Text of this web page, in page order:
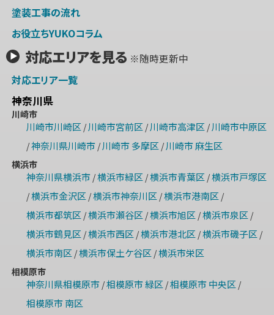
塗装工事の流れ
お役立ちYUKOコラム
対応エリアを見る ※随時更新中
対応エリア一覧
神奈川県
川崎市
川崎市川崎区/ 川崎市宮前区/ 川崎市高津区/ 川崎市中原区
/神奈川県川崎市/ 川崎市 多摩区/ 川崎市 麻生区
横浜市
神奈川県横浜市/横浜市緑区/横浜市青葉区/横浜市戸塚区
/横浜市金沢区/横浜市神奈川区/横浜市港南区/
横浜市都筑区/横浜市瀬谷区/横浜市旭区/横浜市泉区/
横浜市鶴見区/横浜市西区/横浜市港北区/横浜市磯子区/
横浜市南区/横浜市保土ケ谷区/横浜市栄区
相模原市
神奈川県相模原市/相模原市 緑区/相模原市 中央区/
相模原市 南区